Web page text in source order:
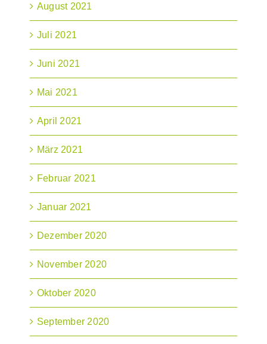
August 2021
Juli 2021
Juni 2021
Mai 2021
April 2021
März 2021
Februar 2021
Januar 2021
Dezember 2020
November 2020
Oktober 2020
September 2020